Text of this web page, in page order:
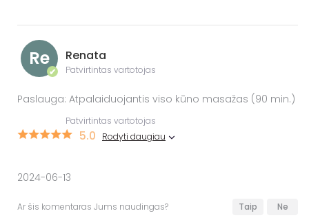
Re
✔
Renata
Patvirtintas vartotojas
Paslauga: Atpalaiduojantis viso kūno masažas (90 min.)
Patvirtintas vartotojas
5.0 Rodyti daugiau
2024-06-13
Ar šis komentaras Jums naudingas? Taip Ne